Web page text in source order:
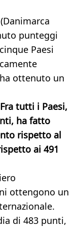
punteggi
Paesi
ottenuto un
Fra tutti i Paesi,
ha fatto
rispetto al
ai 491
ottengono un
di 483 punti,